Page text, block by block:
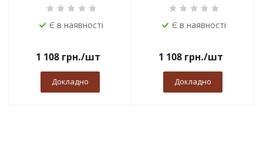
Є в наявності
1 108 грн./шт
Докладно
Є в наявності
1 108 грн./шт
Докладно